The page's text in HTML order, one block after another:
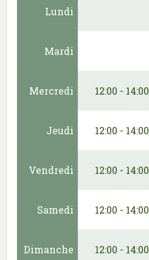
Lundi
Mardi
Mercredi 12:00 - 14:00
Jeudi 12:00 - 14:00
Vendredi 12:00 - 14:00
Samedi 12:00 - 14:00
Dimanche 12:00 - 14:00